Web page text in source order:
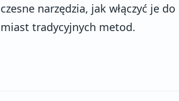
narzędzia, jak włączyć je do
tradycyjnych metod.